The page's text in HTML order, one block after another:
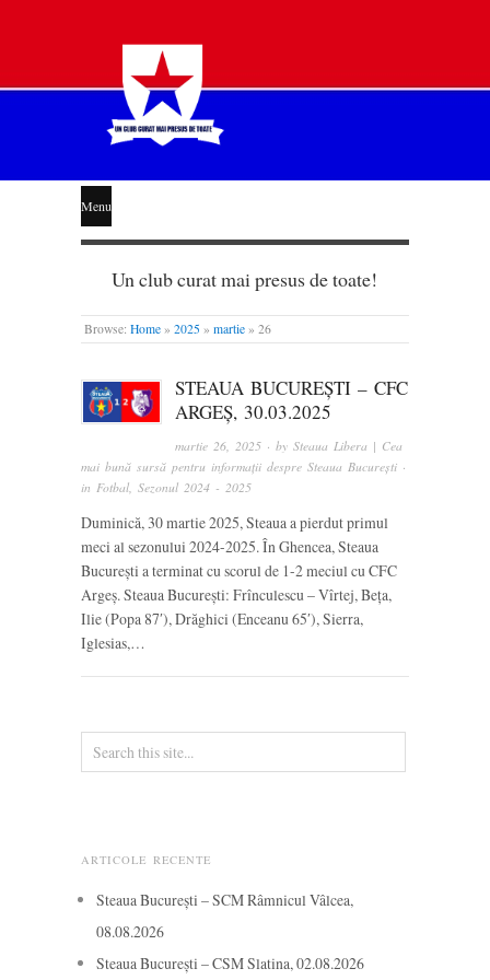
STEAUA
LIBERĂ
Menu
Un club curat mai presus de toate!
Browse: Home » 2025 » martie » 26
STEAUA BUCUREȘTI – CFC
ARGEȘ, 30.03.2025
martie 26, 2025 · bySteaua Libera | Cea
mai bună sursă pentru informații despre Steaua București ·
in Fotbal, Sezonul 2024 - 2025
Duminică, 30 martie 2025, Steaua a pierdut primul
meci al sezonului 2024-2025. În Ghencea, Steaua
București a terminat cu scorul de 1-2 meciul cu CFC
Argeș. Steaua București: Frînculescu – Vîrtej, Beța,
Ilie (Popa 87′), Drăghici (Enceanu 65′), Sierra,
Iglesias,…
ARTICOLE RECENTE
Steaua București – SCM Râmnicul Vâlcea,
08.08.2026
Steaua București – CSM Slatina, 02.08.2026